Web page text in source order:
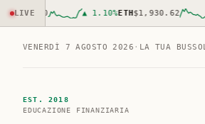
LIVE 1.10% ETH$1,930.62 ▲
VENERDÌ 7 AGOSTO 2026 · LA TUA
EST. 2018
EDUCAZIONE FINANZIARIA